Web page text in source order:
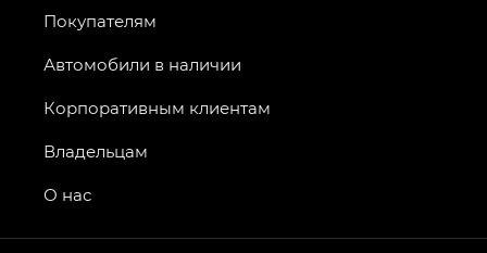
Джи Эс 8 ТРЭВЕЛЛЕР — GS8 TRAVELLER,
GT, Джи Эль — GL
GS4 — Джи Эс 4 (GS4) в комплектациях Джи Би
привод — GB AWD, Джи Эль Полный привод —
Покупателям
Автомобили в наличии
Корпоративным клиентам
Владельцам
О нас